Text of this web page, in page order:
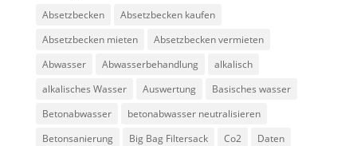
Absetzbecken
Absetzbecken kaufen
Absetzbecken mieten
Absetzbecken vermieten
Abwasser
Abwasserbehandlung
alkalisch
alkalisches Wasser
Auswertung
Basisches wasser
Betonabwasser
betonabwasser neutralisieren
Betonsanierung
Big Bag Filtersack Co2
Daten